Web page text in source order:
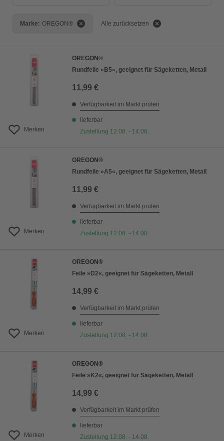
Bewertung
Marke: OREGON® Alle zurücksetzen
Merken
OREGON®
Rundfeile »B5«, geeignet für Sägeketten, Metall
11,99 €
Verfügbarkeit im Markt prüfen
lieferbar
Zustellung 12.08. - 14.08.
Merken
OREGON®
Rundfeile »A5«, geeignet für Sägeketten, Metall
11,99 €
Verfügbarkeit im Markt prüfen
lieferbar
Zustellung 12.08. - 14.08.
Merken
OREGON®
Feile »D2«, geeignet für Sägeketten, Metall
14,99 €
Verfügbarkeit im Markt prüfen
lieferbar
Zustellung 12.08. - 14.08.
Merken
OREGON®
Feile »K2«, geeignet für Sägeketten, Metall
14,99 €
Verfügbarkeit im Markt prüfen
lieferbar
Zustellung 12.08. - 14.08.